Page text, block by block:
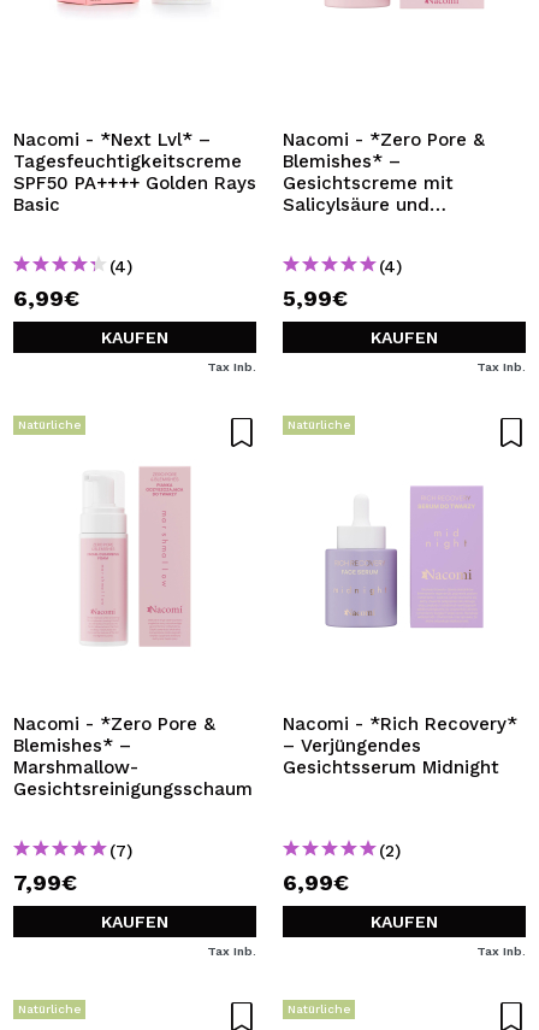
Nacomi - *Next Lvl* –
Tagesfeuchtigkeitscreme
SPF50 PA++++ Golden Rays
Basic
(4)
6,99€
KAUFEN
Tax Inb.
Nacomi - *Zero Pore &
Blemishes* –
Gesichtscreme mit
Salicylsäure und
(4)
5,99€
KAUFEN
Tax Inb.
Natürliche
Nacomi - *Zero Pore &
Blemishes* –
Marshmallow-
Gesichtsreinigungsschaum
(7)
7,99€
KAUFEN
Tax Inb.
Natürliche
Nacomi - *Rich Recovery*
– Verjüngendes
Gesichtsserum Midnight
(2)
6,99€
KAUFEN
Tax Inb.
Natürliche Natürliche